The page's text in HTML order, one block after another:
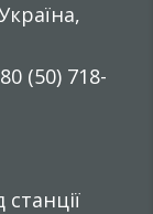
(50) 718-